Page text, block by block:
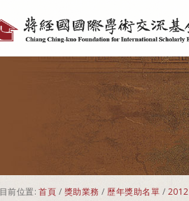
目前位置: 首頁 / 獎助業務 / 歷年獎助名單 /